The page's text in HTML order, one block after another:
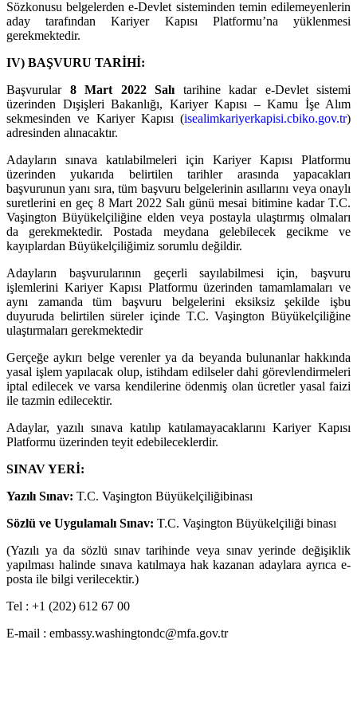
Sözkonusu belgelerden e-Devlet sisteminden temin edilemeyenlerin
aday tarafından Kariyer Kapısı Platformu’na yüklenmesi
gerekmektedir.
IV) BAŞVURU TARİHİ:
Başvurular8 Mart 2022 Salı tarihine kadar e-Devlet sistemi
üzerinden Dışişleri Bakanlığı, Kariyer Kapısı – Kamu İşe Alım
sekmesinden ve Kariyer Kapısı (isealimkariyerkapisi.cbiko.gov.tr)
adresinden alınacaktır.
Adayların sınava katılabilmeleri için Kariyer Kapısı Platformu
üzerinden yukarıda belirtilen tarihler arasında yapacakları
başvurunun yanı sıra, tüm başvuru belgelerinin asıllarını veya onaylı
suretlerini en geç 8 Mart 2022 Salı günü mesai bitimine kadar T.C.
Vaşington Büyükelçiliğine elden veya postayla ulaştırmış olmaları
da gerekmektedir. Postada meydana gelebilecek gecikme ve
kayıplardan Büyükelçiliğimiz sorumlu değildir.
Adayların başvurularının geçerli sayılabilmesi için, başvuru
işlemlerini Kariyer Kapısı Platformu üzerinden tamamlamaları ve
aynı zamanda tüm başvuru belgelerini eksiksiz şekilde işbu
duyuruda belirtilen süreler içinde T.C. Vaşington Büyükelçiliğine
ulaştırmaları gerekmektedir
Gerçeğe aykırı belge verenler ya da beyanda bulunanlar hakkında
yasal işlem yapılacak olup, istihdam edilseler dahi görevlendirmeleri
iptal edilecek ve varsa kendilerine ödenmiş olan ücretler yasal faizi
ile tazmin edilecektir.
Adaylar, yazılı sınava katılıp katılamayacaklarını Kariyer Kapısı
Platformu üzerinden teyit edebileceklerdir.
SINAV YERİ:
Yazılı Sınav: T.C. Vaşington Büyükelçiliğibinası
Sözlü ve Uygulamalı Sınav: T.C. Vaşington Büyükelçiliği binası
(Yazılı ya da sözlü sınav tarihinde veya sınav yerinde değişiklik
yapılması halinde sınava katılmaya hak kazanan adaylara ayrıca e-
posta ile bilgi verilecektir.)
Tel : +1 (202) 612 67 00
E-mail : embassy.washingtondc@mfa.gov.tr